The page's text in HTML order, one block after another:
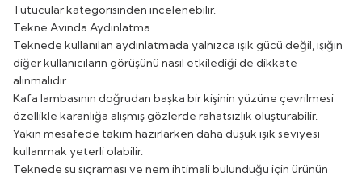
Tutucularkategorisinden incelenebilir.
Tekne Avında Aydınlatma
Teknede kullanılan aydınlatmada yalnızca ışık gücü değil, ışığın
diğer kullanıcıların görüşünü nasıl etkilediği de dikkate
alınmalıdır.
Kafa lambasının doğrudan başka bir kişinin yüzüne çevrilmesi
özellikle karanlığa alışmış gözlerde rahatsızlık oluşturabilir.
Yakın mesafede takım hazırlarken daha düşük ışık seviyesi
kullanmak yeterli olabilir.
Teknede su sıçraması ve nem ihtimali bulunduğu için ürünün